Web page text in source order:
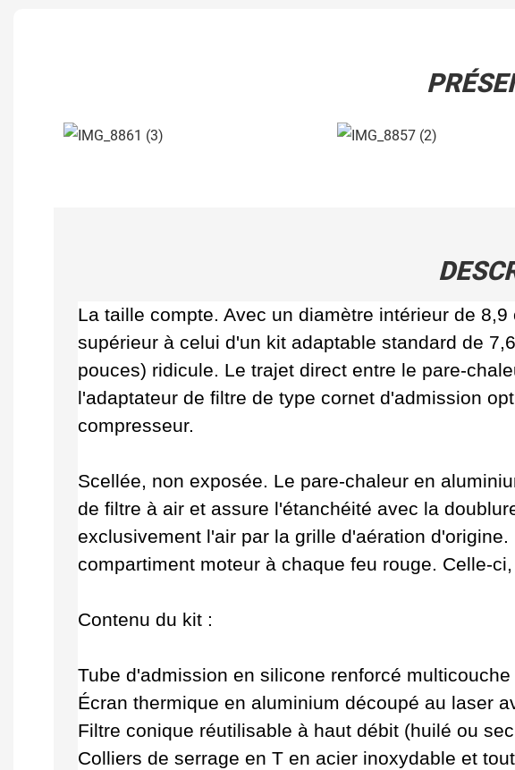
La taille compte. Avec un diamètre intérieur de
supérieur à celui d'un kit adaptable standard de
pouces) ridicule. Le trajet direct entre le pare-
l'adaptateur de filtre de type cornet d'admission
compresseur.
Scellée, non exposée. Le pare-chaleur en
de filtre à air et assure l'étanchéité avec la
exclusivement l'air par la grille d'aération
compartiment moteur à chaque feu rouge. Celle-
Contenu du kit :
Tube d'admission en silicone renforcé
Écran thermique en aluminium découpé au laser
Filtre conique réutilisable à haut débit (huilé ou
Colliers de serrage en T en acier inoxydable et